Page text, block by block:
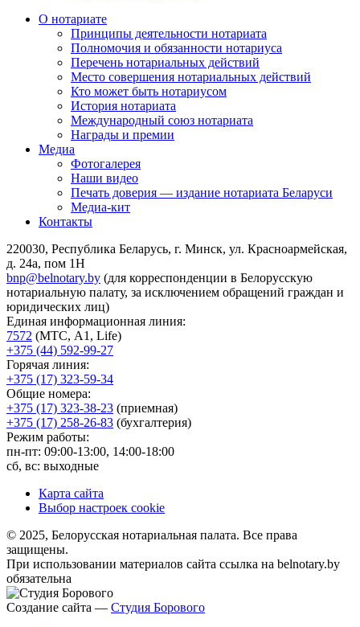
О нотариате
Принципы деятельности нотариата
Полномочия и обязанности нотариуса
Перечень нотариальных действий
Место совершения нотариальных действий
Кто может быть нотариусом
История нотариата
Международный союз нотариата
Награды и премии
Медиа
Фотогалерея
Наши видео
Печать доверия — издание нотариата Беларуси
Медиа-кит
Контакты
220030, Республика Беларусь, г. Минск, ул. Красноармейская,
д. 24а, пом 1Н
bnp@belnotary.by (для корреспонденции в Белорусскую
нотариальную палату, за исключением обращений граждан и
юридических лиц)
Единая информационная линия:
7572 (МТС, A1, Life)
+375 (44) 592-99-27
Горячая линия:
+375 (17) 323-59-34
Общие номера:
+375 (17) 323-38-23 (приемная)
+375 (17) 258-26-83 (бухгалтерия)
Режим работы:
пн-пт: 09:00-13:00, 14:00-18:00
сб, вс: выходные
Карта сайта
Выбор настроек cookie
© 2025, Белорусская нотариальная палата. Все права
защищены.
При использовании материалов сайта ссылка на belnotary.by
обязательна
Создание сайта — Студия Борового